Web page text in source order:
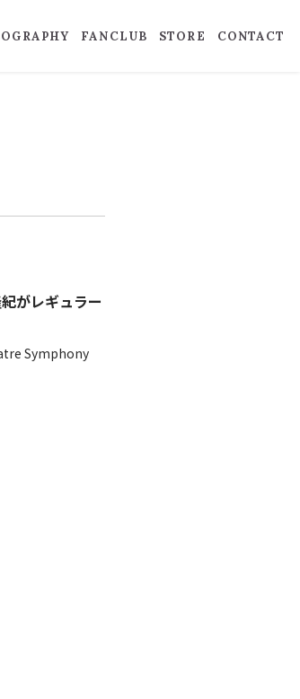
FANCLUB STORE CONTACT
がレギュラー
Symphony